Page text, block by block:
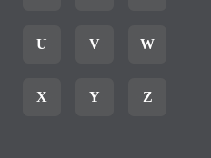
U V W
X Y Z